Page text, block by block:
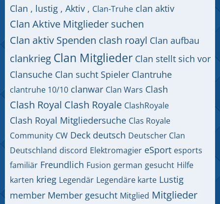
Clan , lustig , Aktiv , Clan-Truhe clan aktiv
Clan Aktive Mitglieder suchen
Clan aktiv Spenden clash roayl Clan aufbau
clankrieg Clan Mitglieder Clan stellt sich vor
Clansuche Clan sucht Spieler Clantruhe
clantruhe 10/10 clanwar Clan Wars Clash
Clash Royal Clash Royale ClashRoyale
Clash Royal Mitgliedersuche Clas Royale
Community CW Deck deutsch Deutscher Clan
Deutschland discord Elektromagier eSport esports
familiär Freundlich Fusion german gesucht Hilfe
karten krieg Legendär Legendäre karte Lustig
member Member gesucht Mitglied Mitglieder